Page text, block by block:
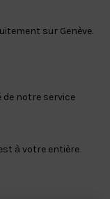
sur Genève.
de notre service
à votre entière